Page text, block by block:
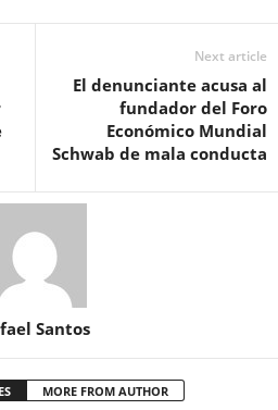
Next article
El denunciante acusa al
fundador del Foro
Económico Mundial
Schwab de mala conducta
Santos
MORE FROM AUTHOR